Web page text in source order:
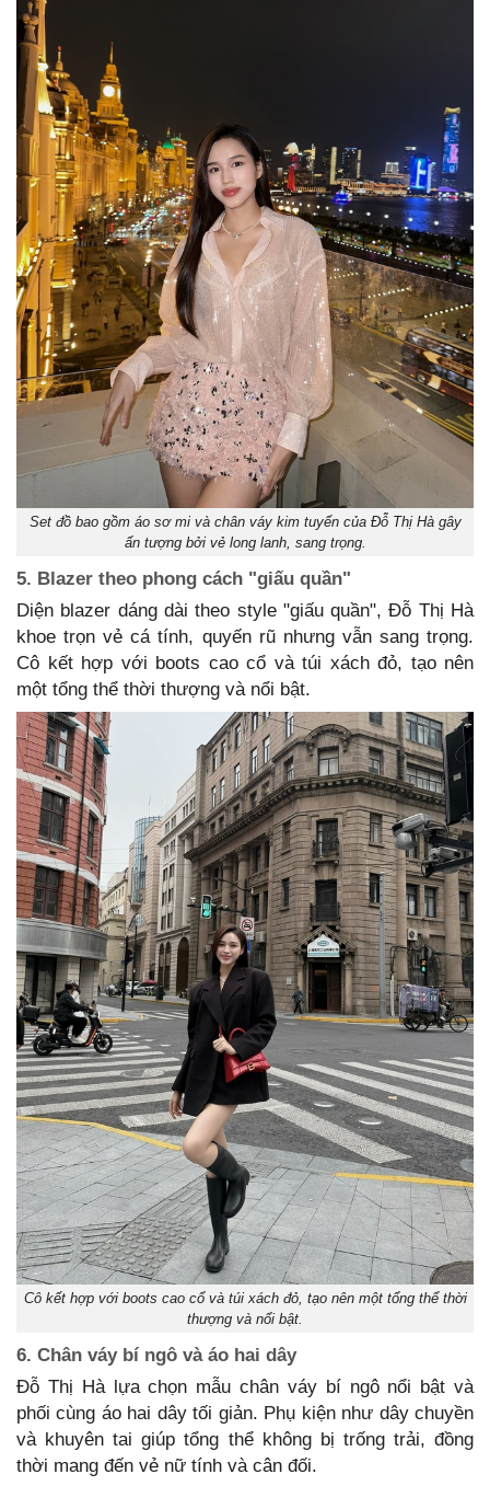
Set đồ bao gồm áo sơ mi và chân váy kim tuyến của Đỗ Thị Hà gây
ấn tượng bởi vẻ long lanh, sang trọng.
5. Blazer theo phong cách "giấu quần"
Diện blazer dáng dài theo style "giấu quần", Đỗ Thị Hà
khoe trọn vẻ cá tính, quyến rũ nhưng vẫn sang trọng.
Cô kết hợp với boots cao cổ và túi xách đỏ, tạo nên
một tổng thể thời thượng và nổi bật.
Cô kết hợp với boots cao cổ và túi xách đỏ, tạo nên một tổng thể thời
thượng và nổi bật.
6. Chân váy bí ngô và áo hai dây
Đỗ Thị Hà lựa chọn mẫu chân váy bí ngô nổi bật và
phối cùng áo hai dây tối giản. Phụ kiện như dây chuyền
và khuyên tai giúp tổng thể không bị trống trải, đồng
thời mang đến vẻ nữ tính và cân đối.